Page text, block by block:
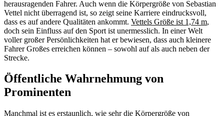
herausragenden Fahrer. Auch wenn die Körpergröße von Sebastian
Vettel nicht überragend ist, so zeigt seine Karriere eindrucksvoll,
dass es auf andere Qualitäten ankommt. Vettels Größe ist 1,74 m,
doch sein Einfluss auf den Sport ist unermesslich. In einer Welt
voller großer Persönlichkeiten hat er bewiesen, dass auch kleinere
Fahrer Großes erreichen können – sowohl auf als auch neben der
Strecke.
Öffentliche Wahrnehmung von
Prominenten
Manchmal ist es erstaunlich, wie sehr die Körpergröße von